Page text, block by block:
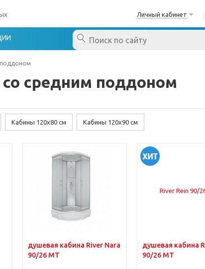
Личный кабинет
средним поддоном
Кабины 120х80 см Кабины 120х90 см
душевая кабина River Nara
90/26 MT
душевая кабина
90/26 MT